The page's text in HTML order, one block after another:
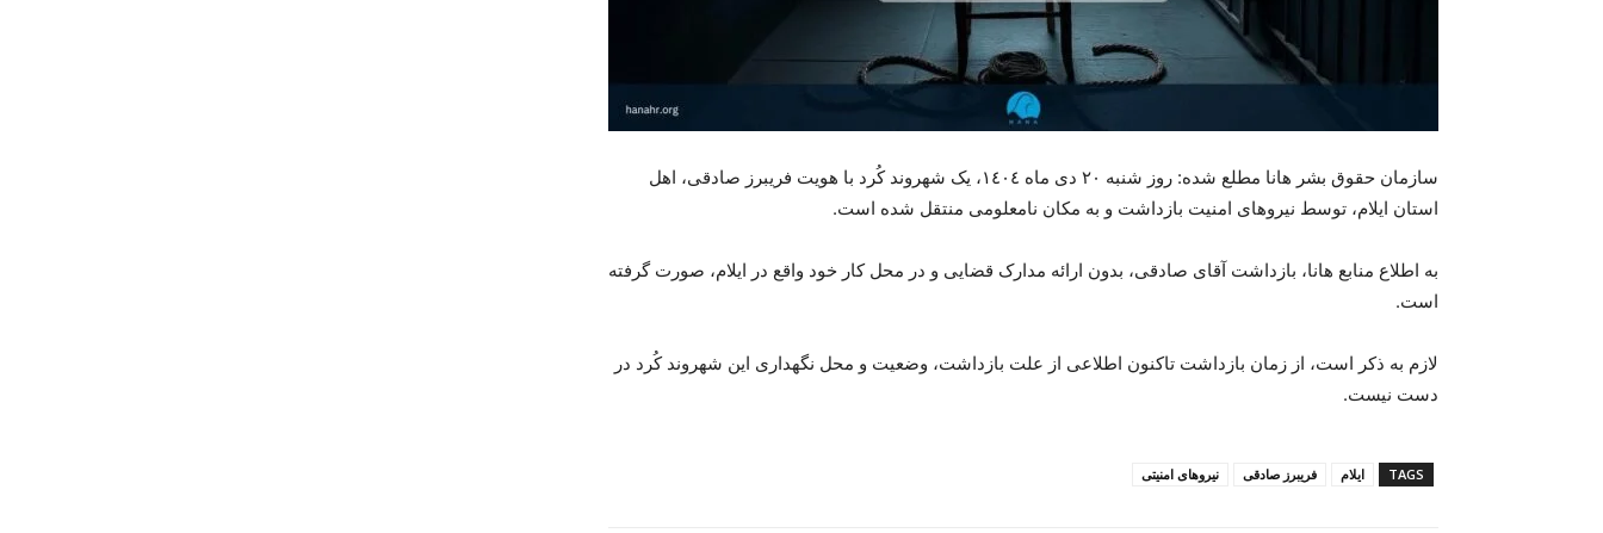
سازمان حقوق بشر هانا مطلع شدە: روز شنبە ٢٠ دی ماە ١٤٠٤، یک شهروند کُرد با هویت فریبرز صادقی، اهل
استان ایلام، توسط نیروهای امنیت بازداشت و بە مکان نامعلومی منتقل شدە است.
بە اطلاع منابع هانا، بازداشت آقای صادقی، بدون ارائە مدارک قضایی و در محل کار خود واقع در ایلام، صورت گرفتە
است.
لازم بە ذکر است، از زمان بازداشت تاکنون اطلاعی از علت بازداشت، وضعیت و محل نگهداری این شهروند کُرد در
دست نیست.
TAGS ایلام فریبرز صادقی نیروهای امنیتی